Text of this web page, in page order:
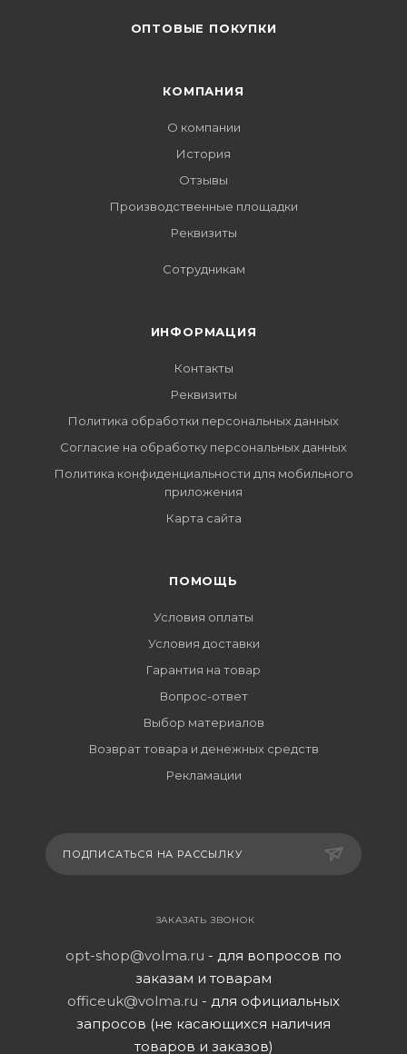
ОПТОВЫЕ ПОКУПКИ
КОМПАНИЯ
О компании
История
Отзывы
Производственные площадки
Реквизиты
Сотрудникам
ИНФОРМАЦИЯ
Контакты
Реквизиты
Политика обработки персональных данных
Согласие на обработку персональных данных
Политика конфиденциальности для мобильного
приложения
Карта сайта
ПОМОЩЬ
Условия оплаты
Условия доставки
Гарантия на товар
Вопрос-ответ
Выбор материалов
Возврат товара и денежных средств
Рекламации
ПОДПИСАТЬСЯ НА РАССЫЛКУ
ЗАКАЗАТЬ ЗВОНОК
opt-shop@volma.ru - для вопросов по
заказам и товарам
officeuk@volma.ru - для официальных
запросов (не касающихся наличия
товаров и заказов)